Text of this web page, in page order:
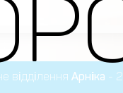
відділення Арніка -